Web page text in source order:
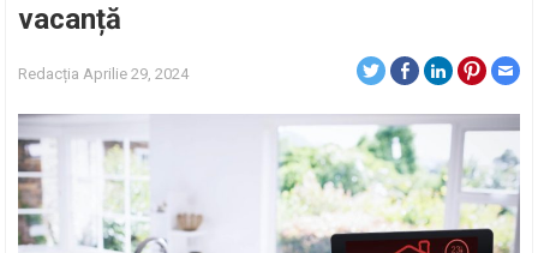
vacanță
Redacția Aprilie 29, 2024